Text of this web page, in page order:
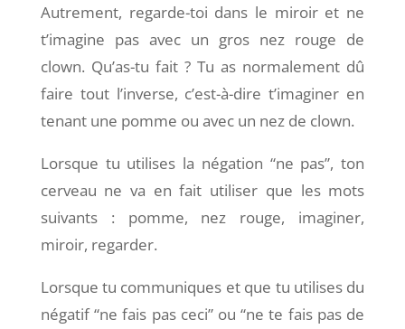
Autrement, regarde-toi dans le miroir et ne
t’imagine pas avec un gros nez rouge de
clown. Qu’as-tu fait ? Tu as normalement dû
faire tout l’inverse, c’est-à-dire t’imaginer en
tenant une pomme ou avec un nez de clown.
Lorsque tu utilises la négation “ne pas”, ton
cerveau ne va en fait utiliser que les mots
suivants : pomme, nez rouge, imaginer,
miroir, regarder.
Lorsque tu communiques et que tu utilises du
négatif “ne fais pas ceci” ou “ne te fais pas de